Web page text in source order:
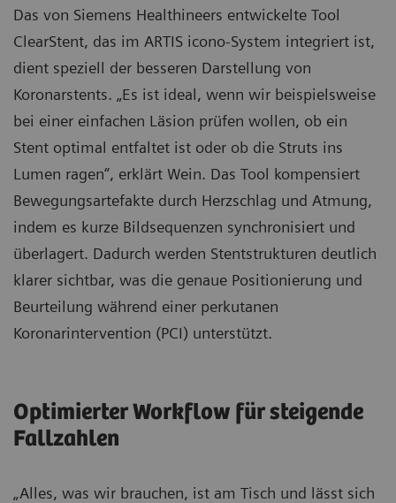
Das von Siemens Healthineers entwickelte Tool
ClearStent, das im ARTIS icono-System integriert ist,
dient speziell der besseren Darstellung von
Koronarstents. „Es ist ideal, wenn wir beispielsweise
bei einer einfachen Läsion prüfen wollen, ob ein
Stent optimal entfaltet ist oder ob die Struts ins
Lumen ragen“, erklärt Wein. Das Tool kompensiert
Bewegungsartefakte durch Herzschlag und Atmung,
indem es kurze Bildsequenzen synchronisiert und
überlagert. Dadurch werden Stentstrukturen deutlich
klarer sichtbar, was die genaue Positionierung und
Beurteilung während einer perkutanen
Koronarintervention (PCI) unterstützt.
Optimierter Workflow für steigende
Fallzahlen
„Alles, was wir brauchen, ist am Tisch und lässt sich